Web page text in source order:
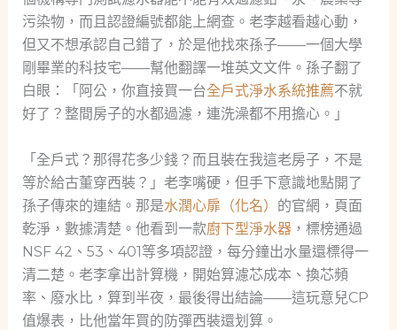
污染物，而且認證編號都能上網查。老李越看越心動，
但又不想承認自己錯了，於是他找來孫子——一個大學
剛畢業的科技宅——幫他翻譯一堆英文文件。孫子翻了
白眼：「阿公，你直接買一台全戶式淨水系統推薦不就
好了？整間房子的水都過濾，連洗澡都不用擔心。」
「全戶式？那得花多少錢？而且裝在我這老房子，不是
等於給古董穿西裝？」老李嘴硬，但手下意識地點開了
孫子傳來的連結。那是水潤心扉（化名） 的官網，頁面
乾淨，數據清楚。他看到一款廚下型淨水器，標榜通過
NSF 42、53、401等多項認證，每分鐘出水量還標得一
清二楚。老李拿出計算機，開始算濾芯成本、換芯頻
率、廢水比，算到半夜，最後得出結論——這玩意兒CP
值爆表，比他當年買的防彈西裝還划算。